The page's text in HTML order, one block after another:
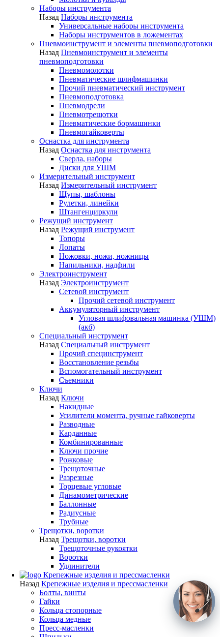
Наборы инструмента
Назад Наборы инструмента
Универсальные наборы инструмента
Наборы инструментов в ложементах
Пневмоинструмент и элементы пневмоподготовки
Назад Пневмоинструмент и элементы
пневмоподготовки
Пневмомолотки
Пневматические шлифмашинки
Прочий пневматический инструмент
Пневмоподготовка
Пневмодрели
Пневмотрещотки
Пневматические бормашинки
Пневмогайковерты
Оснастка для инструмента
Назад Оснастка для инструмента
Сверла, наборы
Диски для УШМ
Измерительный инструмент
Назад Измерительный инструмент
Щупы, шаблоны
Рулетки, линейки
Штангенциркули
Режущий инструмент
Назад Режущий инструмент
Топоры
Лопаты
Ножовки, ножи, ножницы
Напильники, надфили
Электроинструмент
Назад Электроинструмент
Сетевой инструмент
Прочий сетевой инструмент
Аккумуляторный инструмент
Угловая шлифовальная машинка (УШМ)
(акб)
Специальный инструмент
Назад Специальный инструмент
Прочий специнструмент
Восстановление резьбы
Вспомогательный инструмент
Съемники
Ключи
Назад Ключи
Накидные
Усилители момента, ручные гайковерты
Разводные
Карданные
Комбинированные
Ключи прочие
Рожковые
Трещоточные
Разрезные
Торцевые угловые
Динамометрические
Баллонные
Радиусные
Трубные
Трещотки, воротки
Назад Трещотки, воротки
Трещоточные рукоятки
Воротки
Удлинители
Крепежные изделия и прессмасленки
Назад Крепежные изделия и прессмасленки
Болты, винты
Гайки
Кольца стопорные
Кольца медные
Пресс-масленки